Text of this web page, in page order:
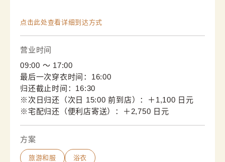
点击此处查看详细到达方式
营业时间
09:00 〜 17:00
最后一次穿衣时间：16:00
归还截止时间：16:30
※次日归还（次日 15:00 前到店）：＋1,100 日元
※宅配归还（便利店寄送）：＋2,750 日元
方案
旅游和服 浴衣